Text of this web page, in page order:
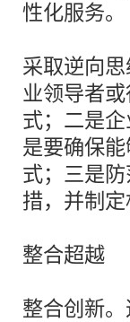
性化服务。
采取逆向
业领导者
式；二是
是要确保
式；三是
措，并制定
整合超越
整合创新